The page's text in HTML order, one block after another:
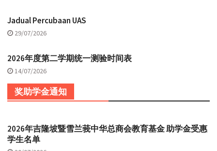
Jadual Percubaan UAS
29/07/2026
2026年度第二学期统一测验时间表
14/07/2026
奖助学金通知
2026年吉隆坡暨雪兰莪中华总商会教育基金 助学金受惠
学生名单